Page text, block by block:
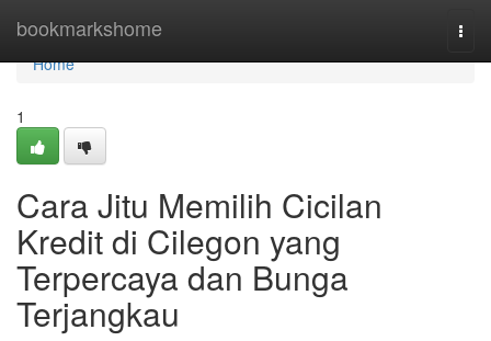
bookmarkshome
Home
Home
1
Cara Jitu Memilih Cicilan
Kredit di Cilegon yang
Terpercaya dan Bunga
Terjangkau